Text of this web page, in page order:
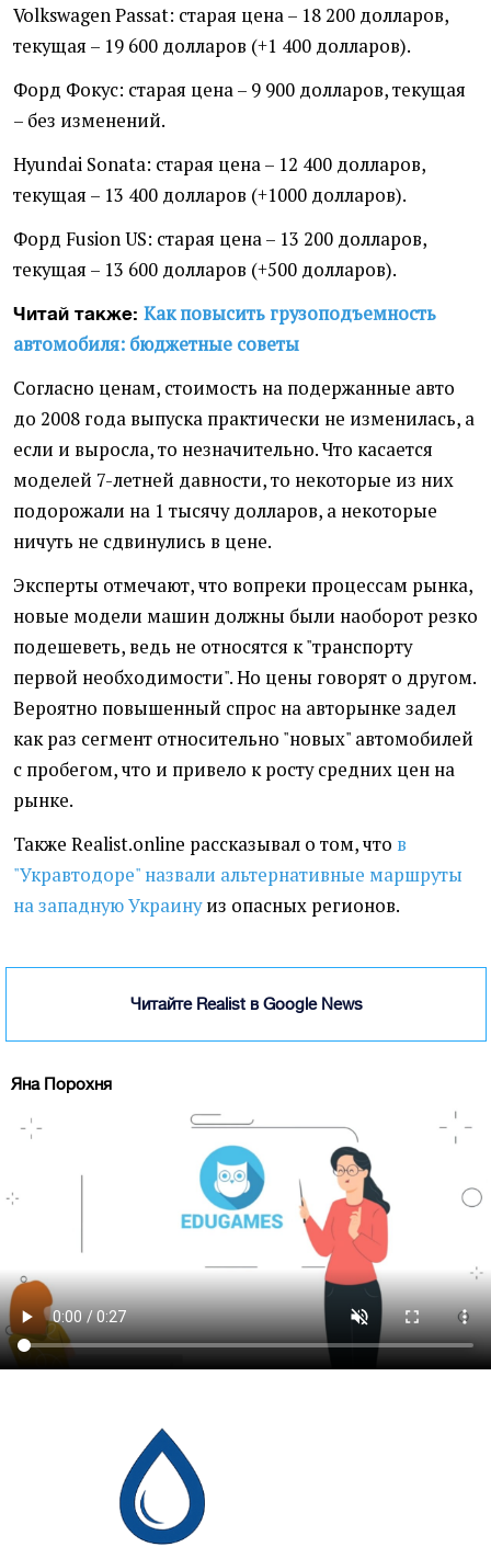
Volkswagen Passat: старая цена – 18 200 долларов,
текущая – 19 600 долларов (+1 400 долларов).
Форд Фокус: старая цена – 9 900 долларов, текущая
– без изменений.
Hyundai Sonata: старая цена – 12 400 долларов,
текущая – 13 400 долларов (+1000 долларов).
Форд Fusion US: старая цена – 13 200 долларов,
текущая – 13 600 долларов (+500 долларов).
Читай также: Как повысить грузоподъемность
автомобиля: бюджетные советы
Согласно ценам, стоимость на подержанные авто
до 2008 года выпуска практически не изменилась, а
если и выросла, то незначительно. Что касается
моделей 7-летней давности, то некоторые из них
подорожали на 1 тысячу долларов, а некоторые
ничуть не сдвинулись в цене.
Эксперты отмечают, что вопреки процессам рынка,
новые модели машин должны были наоборот резко
подешеветь, ведь не относятся к "транспорту
первой необходимости". Но цены говорят о другом.
Вероятно повышенный спрос на авторынке задел
как раз сегмент относительно "новых" автомобилей
с пробегом, что и привело к росту средних цен на
рынке.
Также Realist.online рассказывал о том, что в
"Укравтодоре" назвали альтернативные маршруты
на западную Украинуиз опасных регионов.
Читайте Realist в Google News
Яна Порохня